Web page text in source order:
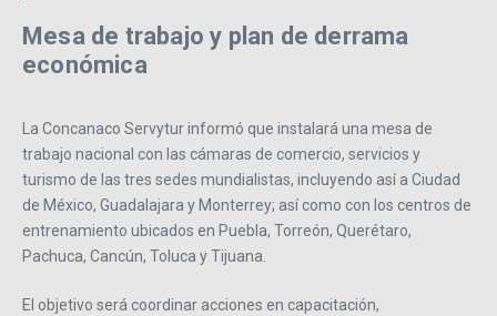
Mesa de trabajo y plan de derrama
económica
La Concanaco Servytur informó que instalará una mesa de
trabajo nacional con las cámaras de comercio, servicios y
turismo de las tres sedes mundialistas, incluyendo así a Ciudad
de México, Guadalajara y Monterrey; así como con los centros de
entrenamiento ubicados en Puebla, Torreón, Querétaro,
Pachuca, Cancún, Toluca y Tijuana.
El objetivo será coordinar acciones en capacitación,